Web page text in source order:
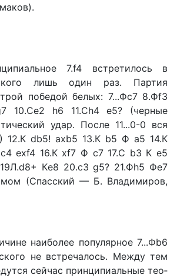
7.f4 встретилось в
лишь один раз. Пар­тия
побе­дой белых: 7...Фс7 8.Фf3
10.Сe2 h6 11.Сh4 e5? (черные
удар. После 11...0-0 вся
12.К db5! ахb5 13.К b5 Ф а5 14.К
exf4 16.К xf7 Ф с7 17.С b3 К e5
Кe8 20.c3 g5? 21.Фh5 Фе7
(Спасский — Б. Вла­димиров,
наибо­лее популярное 7...Фb6
не встречалось. Между тем
сейчас принципиальные тео­